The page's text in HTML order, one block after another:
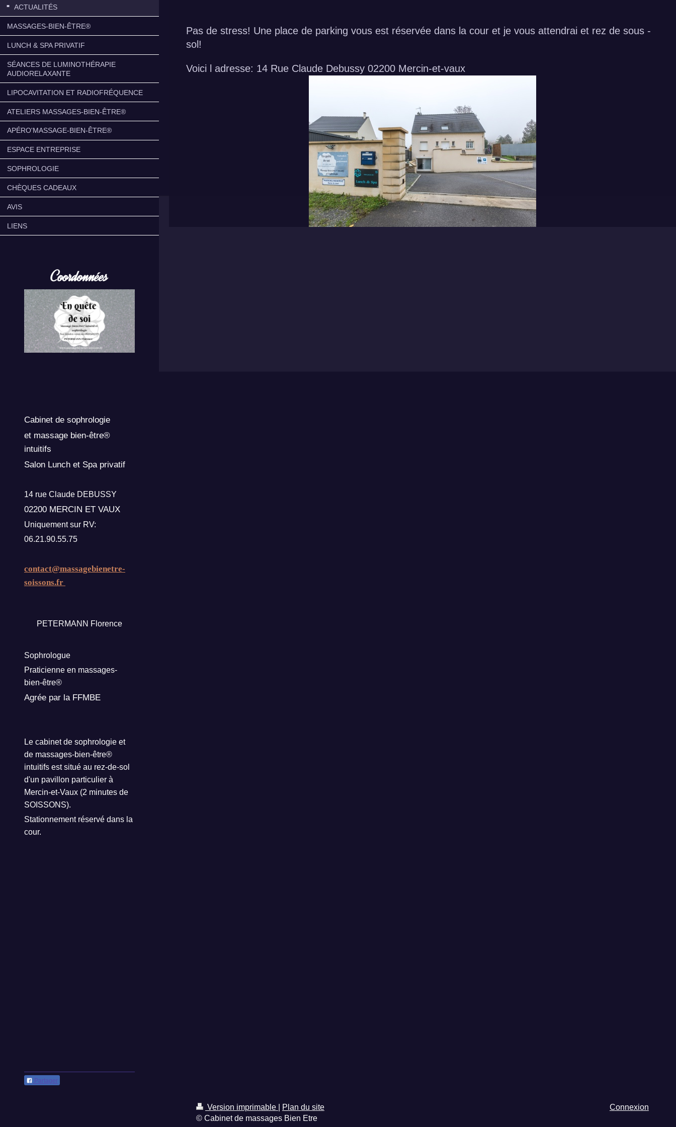
ACTUALITÉS
MASSAGES-BIEN-ÊTRE®
LUNCH & SPA PRIVATIF
SÉANCES DE LUMINOTHÉRAPIE
AUDIORELAXANTE
LIPOCAVITATION ET RADIOFRÉQUENCE
ATELIERS MASSAGES-BIEN-ÊTRE®
APÉRO'MASSAGE-BIEN-ÊTRE®
ESPACE ENTREPRISE
SOPHROLOGIE
CHÈQUES CADEAUX
AVIS
LIENS
Coordonnées
Cabinet de sophrologie
et massage bien-être®
intuitifs
Salon Lunch et Spa privatif
14 rue Claude DEBUSSY
02200 MERCIN ET VAUX
Uniquement sur RV:
06.21.90.55.75
contact@massagebienetre-
soissons.fr
PETERMANN Florence
Sophrologue
Praticienne en massages-
bien-être®
Agrée par la FFMBE
Le cabinet de sophrologie et
de massages-bien-être®
intuitifs est situé au rez-de-sol
d'un pavillon particulier à
Mercin-et-Vaux (2 minutes de
SOISSONS).
Stationnement réservé dans la
cour.
Partager
Pas de stress! Une place de parking vous est réservée dans la cour et je vous attendrai et rez de sous -
sol!
Voici l adresse: 14 Rue Claude Debussy 02200 Mercin-et-vaux
Version imprimable
Plan du site
© Cabinet de massages Bien Etre
Connexion